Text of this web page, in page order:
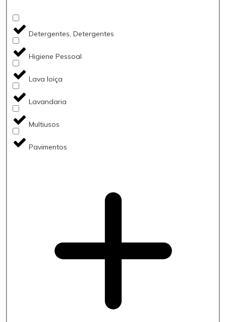
Detergentes, Detergentes
Higiene Pessoal
Lava loiça
Lavandaria
Multiusos
Pavimentos